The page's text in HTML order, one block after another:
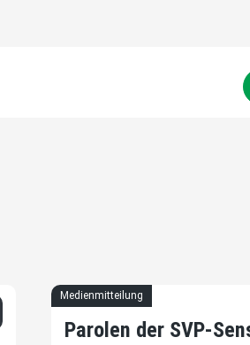
Medienmitteilung
Parolen der SVP-